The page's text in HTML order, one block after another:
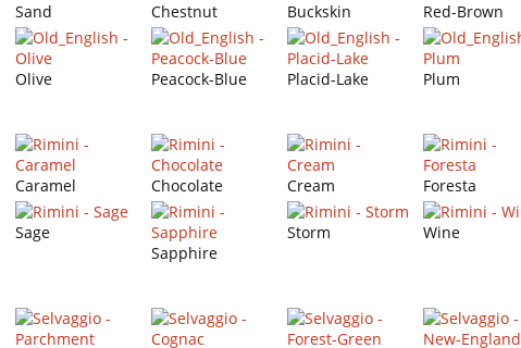
Sand Chestnut Buckskin Red-Brown
Olive Peacock-Blue Placid-Lake Plum
Caramel Chocolate Cream Foresta
Sage
Sapphire
Storm Wine